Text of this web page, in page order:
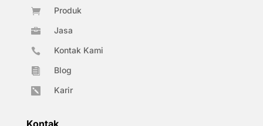
 Produk
 Jasa
 Kontak Kami
 Blog
 Karir
Kontak